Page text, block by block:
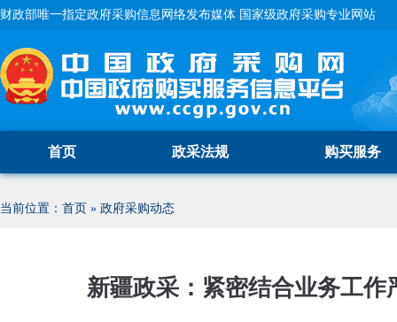
财政部唯一指定政府采购信息网络发布媒体 国家级政府采购专业网站
首页 政采法规 购买服务
当前位置： 首页 » 政府采购动态
新疆政采：紧密结合业务工作